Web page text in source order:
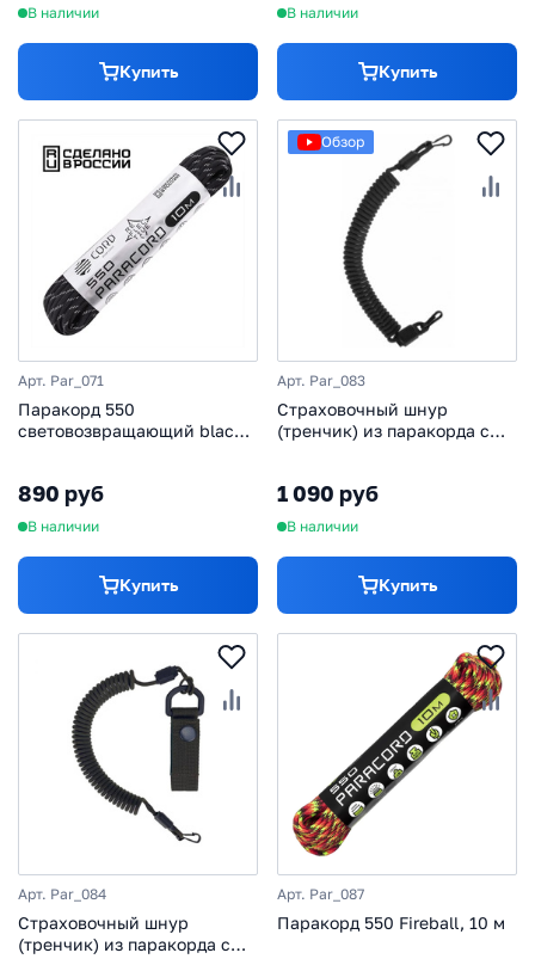
В наличии
Купить
В наличии
Купить
Арт. Par_071
Паракорд 550
световозвращающий black,
890 руб
В наличии
Купить
Обзор
Арт. Par_083
Страховочный шнур
(тренчик) из паракорда с
1 090 руб
В наличии
Купить
Арт. Par_084
Страховочный шнур
(тренчик) из паракорда с
Арт. Par_087
Паракорд 550 Fireball, 10 м